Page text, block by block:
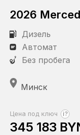
2026
Дизель
Автомат
Без пробега
Минск
Цена под ключ ?
345 183